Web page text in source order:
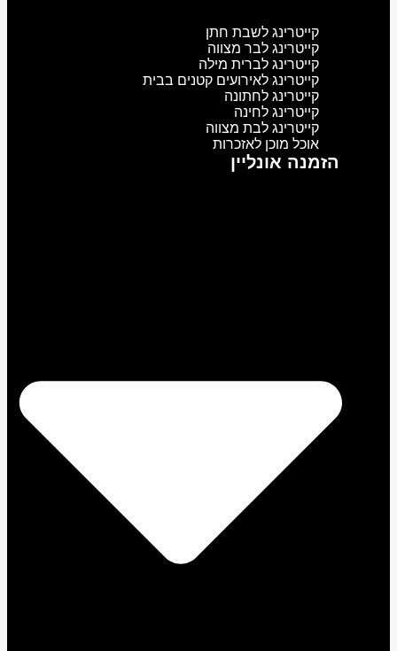
קייטרינג לשבת חתן
קייטרינג לבר מצווה
קייטרינג לברית מילה
קייטרינג לאירועים קטנים בבית
קייטרינג לחתונה
קייטרינג לחינה
קייטרינג לבת מצווה
אוכל מוכן לאזכרות
הזמנה אונליין